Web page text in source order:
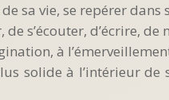
sa vie, se repérer dans
de s’écouter, d’écrire,
à
solide à l’intérieur